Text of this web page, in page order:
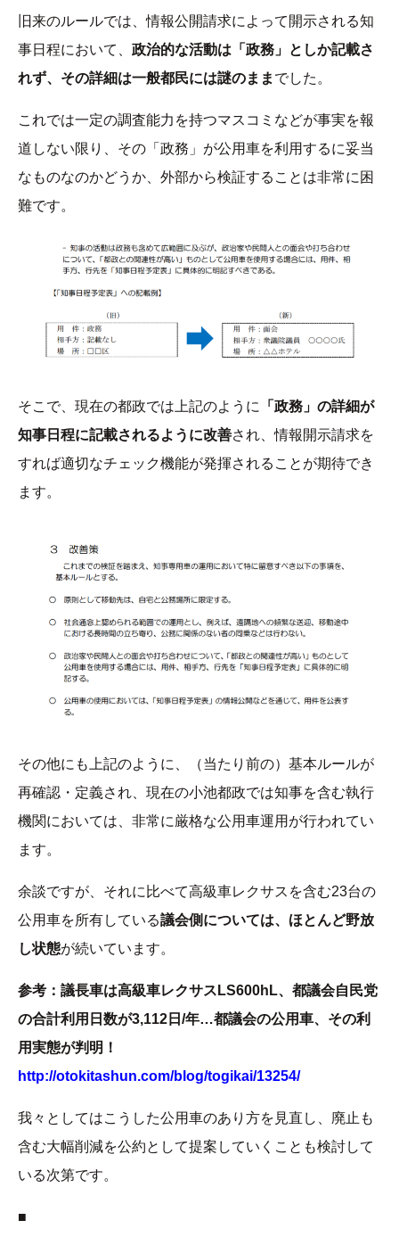
旧来のルールでは、情報公開請求によって開示される知
事日程において、 政治的な活動は「政務」としか記載さ
れず、その詳細は一般都民には謎のまま でした。
これでは一定の調査能力を持つマスコミなどが事実を報
道しない限り、その「政務」が公用車を利用するに妥当
なものなのかどうか、外部から検証することは非常に困
難です。
そこで、現在の都政では上記のように 「政務」の詳細が
知事日程に記載されるように改善され、情報開示請求を
すれば適切なチェック機能が発揮されることが期待でき
ます。
その他にも上記のように、（当たり前の）基本ルールが
再確認・定義され、現在の小池都政では知事を含む執行
機関においては、非常に厳格な公用車運用が行われてい
ます。
余談ですが、それに比べて高級車レクサスを含む23台の
公用車を所有している議会側については、ほとんど野放
し状態が続いています。
参考：議長車は高級車レクサスLS600hL、都議会自民党
の合計利用日数が3,112日/年…都議会の公用車、その利
用実態が判明！
http://otokitashun.com/blog/togikai/13254/
我々としてはこうした公用車のあり方を見直し、廃止も
含む大幅削減を公約として提案していくことも検討して
いる次第です。
■